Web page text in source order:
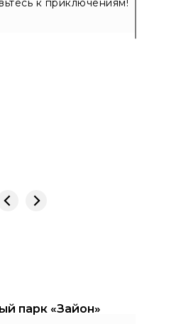
к приключениям!
парк «Зайон»